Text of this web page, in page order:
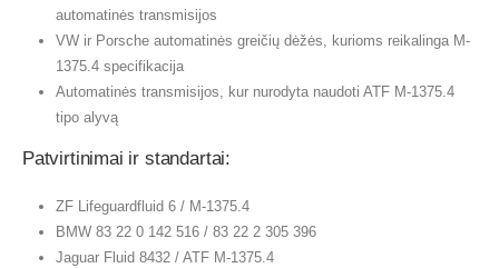
automatinės transmisijos
VW ir Porsche automatinės greičių dėžės, kurioms reikalinga M-
1375.4 specifikacija
Automatinės transmisijos, kur nurodyta naudoti ATF M-1375.4
tipo alyvą
Patvirtinimai ir standartai:
ZF Lifeguardfluid 6 / M-1375.4
BMW 83 22 0 142 516 / 83 22 2 305 396
Jaguar Fluid 8432 / ATF M-1375.4